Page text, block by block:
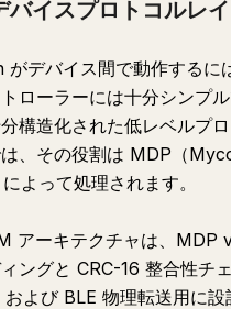
バイスプロトコルレ
デバイス間で動作するに
ローラーには十分シンプル
構造化された低レベルプ
、その役割は MDP（
よって処理されます。
アーキテクチャは、MDP
ングと CRC-16 整合性チ
よび BLE 物理転送用に設